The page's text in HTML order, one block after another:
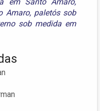
Amaro, paletós sob
sob medida em